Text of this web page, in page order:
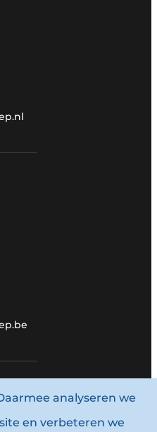
analyseren we
en verbeteren we